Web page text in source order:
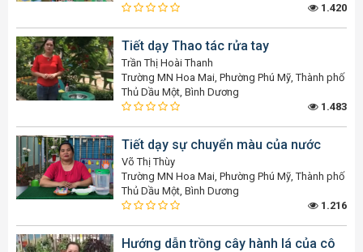
1.420
Tiết dạy Thao tác rửa tay
Trần Thị Hoài Thanh
Trường MN Hoa Mai, Phường Phú Mỹ, Thành phố
Thủ Dầu Một, Bình Dương
1.483
Tiết dạy sự chuyển màu của nước
Võ Thị Thùy
Trường MN Hoa Mai, Phường Phú Mỹ, Thành phố
Thủ Dầu Một, Bình Dương
1.216
Hướng dẫn trồng cây hành lá của cô